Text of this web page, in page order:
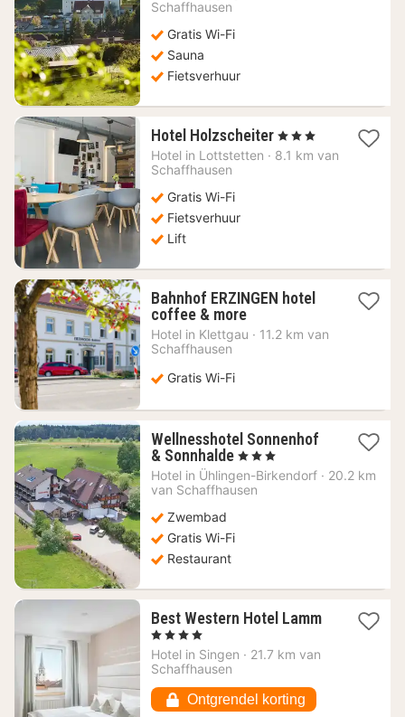
Schaffhausen
Gratis Wi-Fi
Sauna
Fietsverhuur
Hotel Holzscheiter 1
nacht
, 3 Sterren
Hotel in Lottstetten · 8.1 km van
Schaffhausen
Gratis Wi-Fi
Fietsverhuur
Lift
Bahnhof ERZINGEN hotel
coffee & more1
nacht
Hotel in Klettgau · 11.2 km van
Schaffhausen
Gratis Wi-Fi
Wellnesshotel Sonnenhof
& Sonnhalde 1
nacht
vanaf
, 3 Sterren
Hotel in Ühlingen-Birkendorf · 20.2 km
van Schaffhausen
Zwembad
Gratis Wi-Fi
Restaurant
Best Western Hotel Lamm1
, 4 Sterren
Hotel in Singen · 21.7 km van
Schaffhausen
Ontgrendel korting